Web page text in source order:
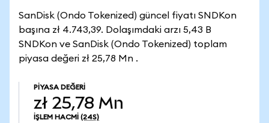
SanDisk (Ondo Tokenized) güncel fiyatı SNDKon
başına zł 4.743,39. Dolaşımdaki arzı 5,43 B
SNDKon ve SanDisk (Ondo Tokenized) toplam
piyasa değeri zł 25,78 Mn .
PIYASA DEĞERI
zł 25,78 Mn
İŞLEM HACMI (24S)